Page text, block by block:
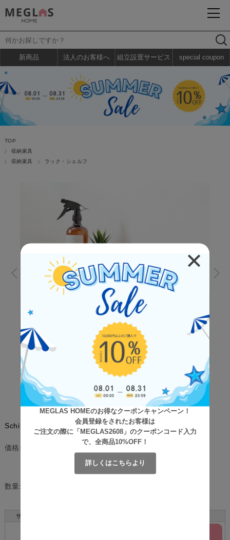
新商品 法人のお客様へ 組立設置サービス special coupon
MEGLAS HOMEのお得なクーポンキャンペーン！
会員登録をされたお客様は
ご注文の際に「MEGLAS2608」のクーポンコード入力
で、全商品10%OFF！
詳しくはこちらより
TOP
収納家具
収納家具
ラック・シェルフ
Schirm（シルム） 壁掛けラック 幅45cmタイプ
価格:
[ポイント還元 52ポイント～]
数量:
サイズ